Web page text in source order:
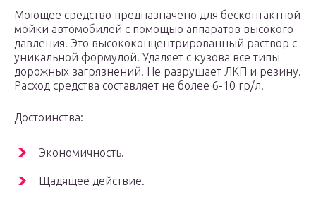
Моющее средство предназначено для бесконтактной
мойки автомобилей с помощью аппаратов высокого
давления. Это высококонцентрированный раствор с
уникальной формулой. Удаляет с кузова все типы
дорожных загрязнений. Не разрушает ЛКП и резину.
Расход средства составляет не более 6-10 гр/л.
Достоинства:
Экономичность.
Щадящее действие.